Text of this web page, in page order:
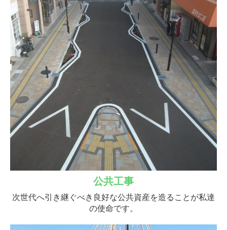
公共工事
次世代へ引き継ぐべき良好な公共資産を造ることが私達
の使命です。